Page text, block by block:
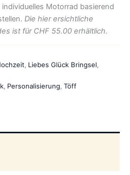
individuelles Motorrad basierend
Die hier ersichtliche
ist für CHF 55.00 erhältlich.
, Liebes Glück Bringsel,
, Personalisierung, Töff